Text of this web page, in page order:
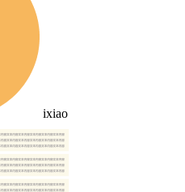
ixiao